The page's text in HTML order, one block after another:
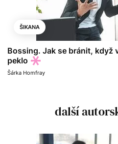
ŠIKANA
Bossing. Jak se bránit, když
peklo
Šárka Homfray
další